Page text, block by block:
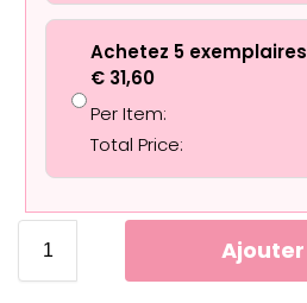
Achetez 5
€ 31,60
Per Item:
Total Price: